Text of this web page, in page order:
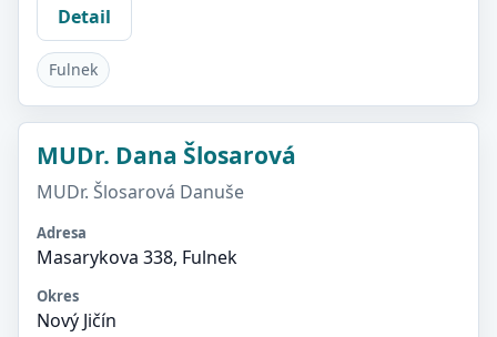
Detail
Fulnek
MUDr. Dana Šlosarová
MUDr. Šlosarová Danuše
Adresa
Masarykova 338, Fulnek
Okres
Nový Jičín